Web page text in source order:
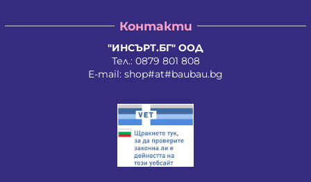
Контакти
"ИНСЪРТ.БГ" ООД
Тел.: 0879 801 808
E-mail: shop#at#baubau.bg